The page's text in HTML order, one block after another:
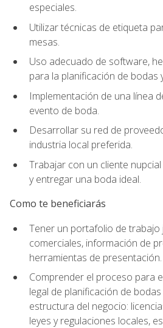
especiales.
Utilizar técnicas de etiqueta
mesas.
Uso adecuado de software,
para la planificación de bodas
Implementación de una línea
evento de boda.
Desarrollar su red de
industria local preferida.
Trabajar con un cliente
y entregar una boda ideal.
Como te beneficiarás
Tener un portafolio de
comerciales, información de
herramientas de presentación.
Comprender el proceso para
legal de planificación de
estructura del negocio:
leyes y regulaciones locales,